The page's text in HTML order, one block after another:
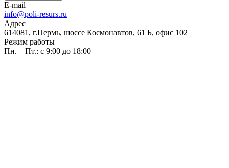
E-mail
info@poli-resurs.ru
Адрес
614081, г.Пермь, шоссе Космонавтов, 61 Б, офис 102
Режим работы
Пн. – Пт.: с 9:00 до 18:00